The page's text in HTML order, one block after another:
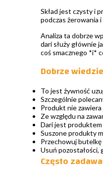
Skład jest czysty i
podczas żerowania i
Analiza ta dobrze
dari służy głównie
coś smacznego *i*
Dobrze
To jest żywność
Szczególnie
Produkt nie zawiera
Ze względu na
Dari jest produktem
Suszone produkty
Przechowuj butelkę
Usuń pozostałości,
Często